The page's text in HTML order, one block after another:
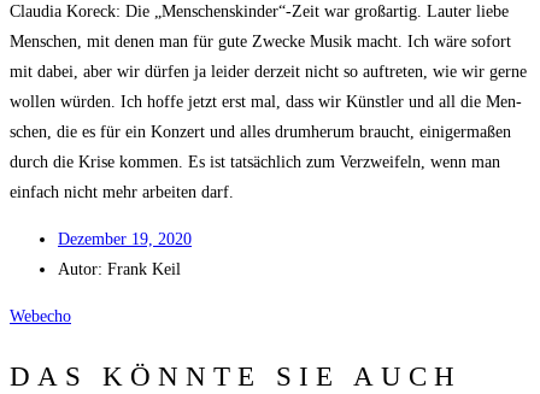
Clau­dia Kor­eck: Die „Menschenskinder“-Zeit war groß­ar­tig. Lau­ter lie­be
Men­schen, mit denen man für gute Zwe­cke Musik macht. Ich wäre sofort
mit dabei, aber wir dür­fen ja lei­der der­zeit nicht so auf­tre­ten, wie wir ger­ne
wol­len wür­den. Ich hof­fe jetzt erst mal, dass wir Künst­ler und all die Men­
schen, die es für ein Kon­zert und alles drum­her­um braucht, eini­ger­ma­ßen
durch die Kri­se kom­men. Es ist tat­säch­lich zum Ver­zwei­feln, wenn man
ein­fach nicht mehr arbei­ten darf.
Dezem­ber 19, 2020
Autor: Frank Keil
Web­echo
DAS KÖNNTE SIE AUCH